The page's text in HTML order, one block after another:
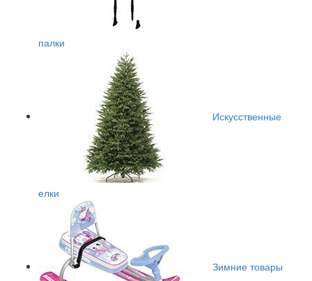
палки
Искусственные
елки
Зимние товары